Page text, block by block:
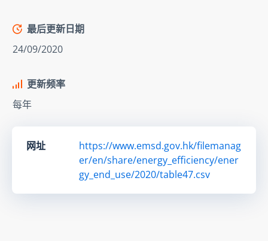
最后更新日期
24/09/2020
更新频率
每年
网址
https://www.emsd.gov.hk/filemanag
er/en/share/energy_efficiency/ener
gy_end_use/2020/table47.csv